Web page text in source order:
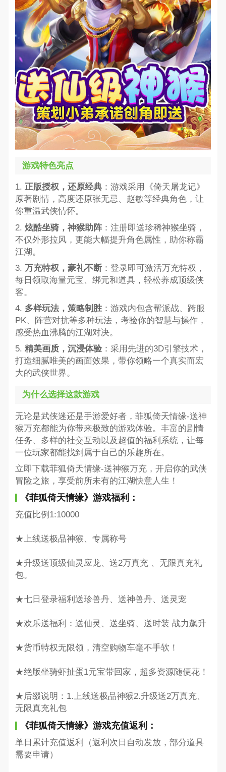
游戏特色亮点
1. 正版授权，还原经典：游戏采用《倚天屠龙记》
原著剧情，高度还原张无忌、赵敏等经典角色，让
你重温武侠情怀。
2. 炫酷坐骑，神猴助阵：注册即送珍稀神猴坐骑，
不仅外形拉风，更能大幅提升角色属性，助你称霸
江湖。
3. 万充特权，豪礼不断：登录即可激活万充特权，
每日领取海量元宝、绑元和道具，轻松养成顶级侠
客。
4. 多样玩法，策略制胜：游戏内包含帮派战、跨服
PK、阵营对抗等多种玩法，考验你的智慧与操作，
感受热血沸腾的江湖对决。
5. 精美画质，沉浸体验：采用先进的3D引擎技术，
打造细腻唯美的画面效果，带你领略一个真实而宏
大的武侠世界。
为什么选择这款游戏
无论是武侠迷还是手游爱好者，菲狐倚天情缘-送神
猴万充都能为你带来极致的游戏体验。丰富的剧情
任务、多样的社交互动以及超值的福利系统，让每
一位玩家都能找到属于自己的乐趣所在。
立即下载菲狐倚天情缘-送神猴万充，开启你的武侠
冒险之旅，享受前所未有的江湖快意人生！
《菲狐倚天情缘》游戏福利：
充值比例1:10000
★上线送极品神猴、专属称号
★升级送顶级仙灵应龙、送2万真充 、无限真充礼
包。
★七日登录福利送珍兽丹、送神兽丹、送灵宠
★欢乐送福利：送仙灵、送坐骑、送时装 战力飙升
★货币特权无限领，清空购物车毫不手软！
★绝版坐骑虾扯蛋1元宝带回家，超多资源随便花！
★后缀说明：1.上线送极品神猴2.升级送2万真充、
无限真充礼包
《菲狐倚天情缘》游戏充值返利：
单日累计充值返利（返利次日自动发放，部分道具
需要申请）